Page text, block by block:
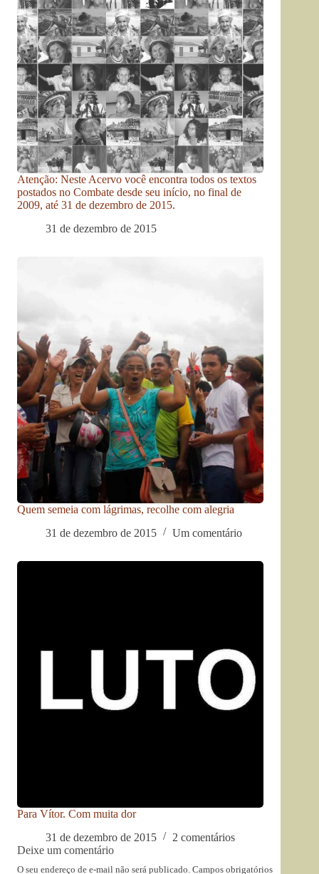
Atenção: Neste Acervo você encontra todos os textos
postados no Combate desde seu início, no final de
2009, até 31 de dezembro de 2015.
31 de dezembro de 2015
Quem semeia com lágrimas, recolhe com alegria
31 de dezembro de 2015
Um comentário
Para Vítor. Com muita dor
31 de dezembro de 2015
2 comentários
Deixe um comentário
O seu endereço de e-mail não será publicado. Campos obrigatórios